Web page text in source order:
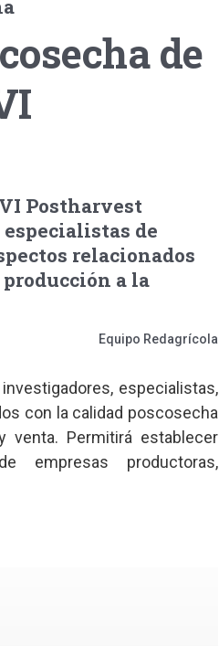
de
Postharvest
de
relacionados
a la
Equipo Redagrícola
especialistas,
con la calidad poscosecha
Permitirá establecer
empresas productoras,